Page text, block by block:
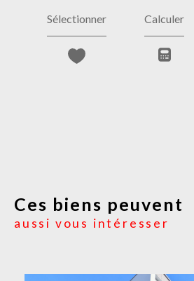
Sélectionner Calculer
Ces biens peuvent
aussi vous intéresser